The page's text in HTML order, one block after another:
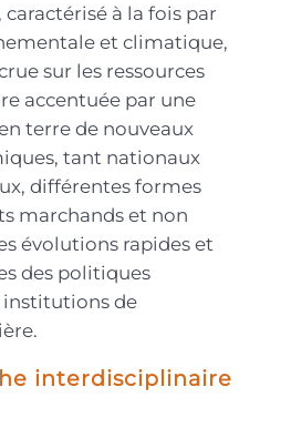
à la fois par
et climatique,
sur les ressources
accentuée par une
terre de nouveaux
tant nationaux
différentes formes
marchands et non
évolutions rapides et
des politiques
institutions de
interdisciplinaire